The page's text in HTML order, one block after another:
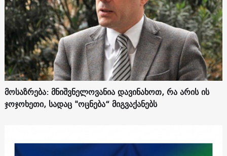
მოსაზრება: მნიშვნელოვანია დავინახოთ, რა არის ის
ჯოჯოხეთი, სადაც "ოცნება“ მიგვაქანებს